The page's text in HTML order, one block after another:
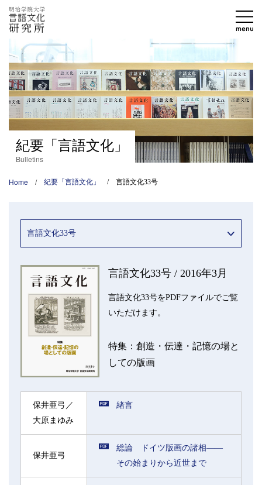
紀要「言語文化」
Bulletins
Home 紀要「言語文化」 言語文化33号
言語文化33号
言語文化33号 / 2016年3月
言語文化33号をPDFファイルでご覧
いただけます。
特集：創造・伝達・記憶の場と
しての版画
保井亜弓／
大原まゆみ
緒言
保井亜弓
総論 ドイツ版画の諸相――
その始まりから近世まで